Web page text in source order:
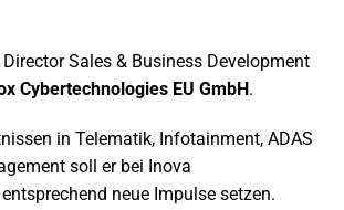
Sales & Business Development
Cybertechnologies EU GmbH .
in Telematik, Infotainment, ADAS
soll er bei Inova
neue Impulse setzen.